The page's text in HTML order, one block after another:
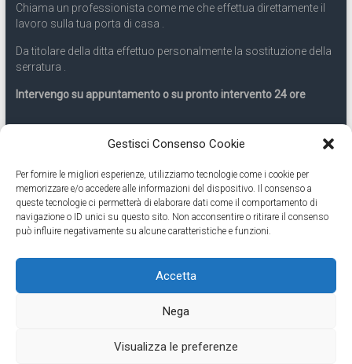
Gestisci Consenso Cookie
Per fornire le migliori esperienze, utilizziamo tecnologie come i cookie per
memorizzare e/o accedere alle informazioni del dispositivo. Il consenso a
queste tecnologie ci permetterà di elaborare dati come il comportamento di
navigazione o ID unici su questo sito. Non acconsentire o ritirare il consenso
può influire negativamente su alcune caratteristiche e funzioni.
Accetta
Nega
Visualizza le preferenze
Chiama un professionista come me che effettua direttamente il
lavoro sulla tua porta di casa .
Da titolare della ditta effettuo personalmente la sostituzione della
serratura .
Intervengo su appuntamento o su pronto intervento 24 ore
Servizio 24 ore
Cell331.9899963
Eseguiamo anche lavori di apertura porte pronto intervento 24
ore
by ThemeGrill. Powered by
Contatti Cambio Serratura Torino – Sostituzione serrature 24h
Torino